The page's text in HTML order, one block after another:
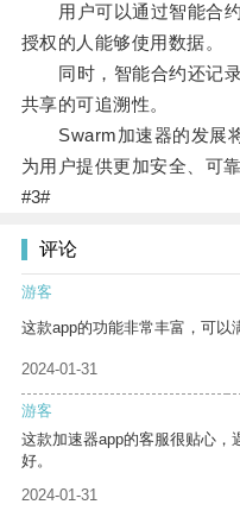
用户可以通过智能合约
授权的人能够使用数据。
同时，智能合约还记录
共享的可追溯性。
Swarm加速器的发展将
为用户提供更加安全、可
#3#
评论
游客
这款app的功能非常丰富，可以
2024-01-31
游客
这款加速器app的客服很贴心，
好。
2024-01-31